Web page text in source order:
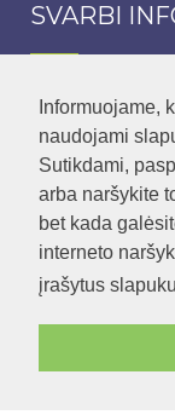
Informuojame,
naudojami
Sutikdami,
arba naršykite
bet kada
interneto
įrašytus
SVARBI
Lopšelis-
Įstaigos darbo
© 2020